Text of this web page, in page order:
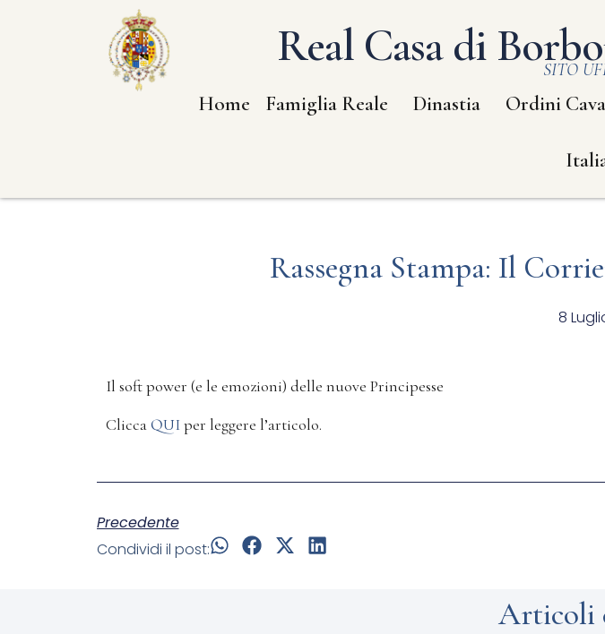
Real Casa di SITO
Home Famiglia Reale Dinastia Ordini
Rassegna Stampa: Il
8
Il soft power (e le emozioni) delle nuove Principesse
Clicca QUIper leggere l’articolo.
Precedente
Condividi il post:
Articoli